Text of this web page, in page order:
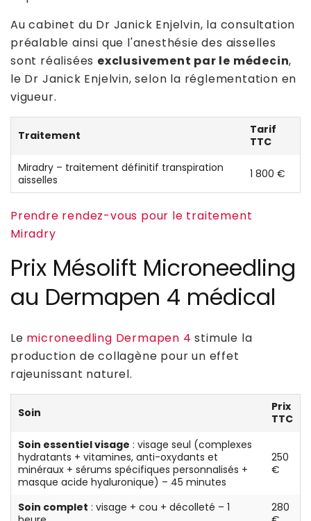
Au cabinet du Dr Janick Enjelvin, la consultation
préalable ainsi que l'anesthésie des aisselles
sont réalisées exclusivement par le médecin,
le Dr Janick Enjelvin, selon la réglementation en
vigueur.
Traitement
Tarif
TTC
Miradry – traitement définitif transpiration
aisselles
1 800 €
Prendre rendez-vous pour le traitement
Miradry
Prix Mésolift Microneedling
au Dermapen 4 médical
Le microneedling Dermapen 4 stimule la
production de collagène pour un effet
rajeunissant naturel.
Soin
Prix
TTC
Soin essentiel visage : visage seul (complexes
hydratants + vitamines, anti-oxydants et
minéraux + sérums spécifiques personnalisés +
masque acide hyaluronique) – 45 minutes
250
€
Soin complet : visage + cou + décolleté – 1
280